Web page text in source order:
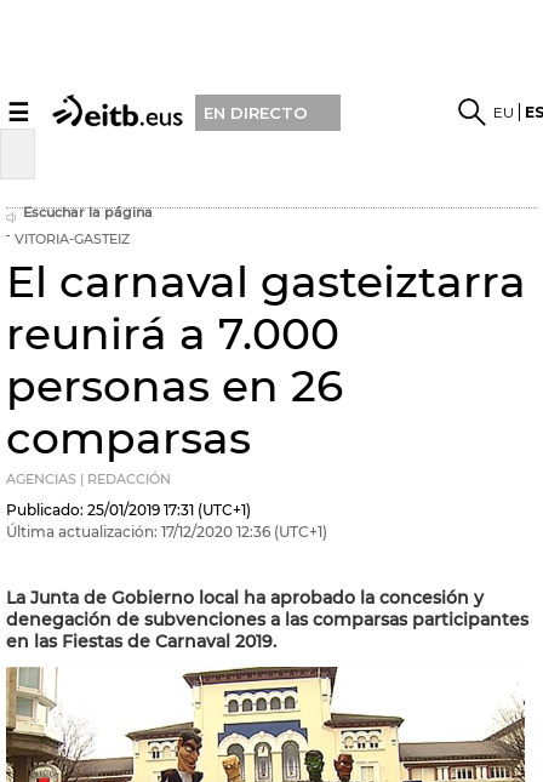
☰ EN DIRECTO EU
Escuchar la página
VITORIA-GASTEIZ
El carnaval gasteiztarra
reunirá a 7.000
personas en 26
comparsas
AGENCIAS | REDACCIÓN
Publicado: 25/01/2019 17:31 (UTC+1)
Última actualización: 17/12/2020 12:36 (UTC+1)
La Junta de Gobierno local ha aprobado la concesión y
denegación de subvenciones a las comparsas participantes
en las Fiestas de Carnaval 2019.